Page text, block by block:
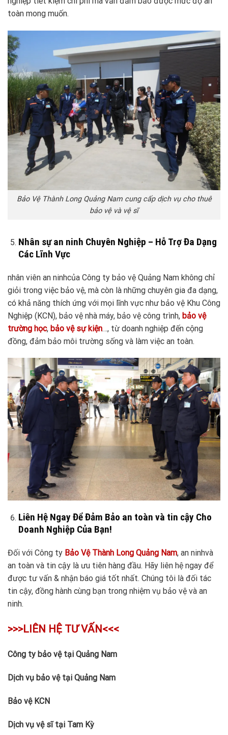
toàn mong muốn.
Bảo Vệ Thành Long Quảng Nam cung cấp dịch vụ cho thuê
bảo vệ và vệ sĩ
Nhân sự an ninh Chuyên Nghiệp – Hỗ Trợ Đa Dạng
Các Lĩnh Vực
nhân viên an ninhcủa Công ty bảo vệ Quảng Nam không chỉ
giỏi trong việc bảo vệ, mà còn là những chuyên gia đa dạng,
có khả năng thích ứng với mọi lĩnh vực như bảo vệ Khu Công
Nghiệp (KCN), bảo vệ nhà máy, bảo vệ công trình, bảo vệ
trường học, bảo vệ sự kiện…, từ doanh nghiệp đến cộng
đồng, đảm bảo môi trường sống và làm việc an toàn.
Liên Hệ Ngay Để Đảm Bảo an toàn và tin cậy Cho
Doanh Nghiệp Của Bạn!
Đối với Công ty Bảo Vệ Thành Long Quảng Nam, an ninhvà
an toàn và tin cậy là ưu tiên hàng đầu. Hãy liên hệ ngay để
được tư vấn & nhận báo giá tốt nhất. Chúng tôi là đối tác
tin cậy, đồng hành cùng bạn trong nhiệm vụ bảo vệ và an
ninh.
>>>LIÊN HỆ TƯ VẤN<<<
Công ty bảo vệ tại Quảng Nam
Dịch vụ bảo vệ tại Quảng Nam
Bảo vệ KCN
Dịch vụ vệ sĩ tại Tam Kỳ